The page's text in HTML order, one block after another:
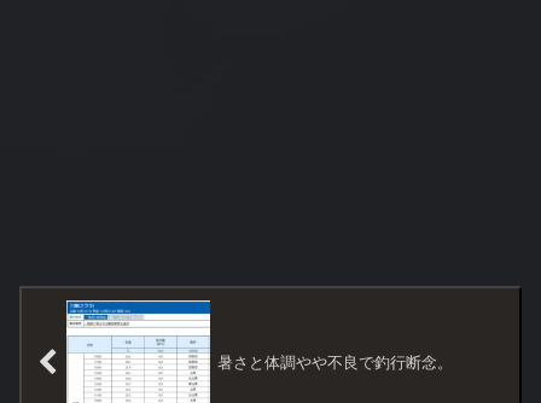
暑さと体調やや不良で釣行断念。